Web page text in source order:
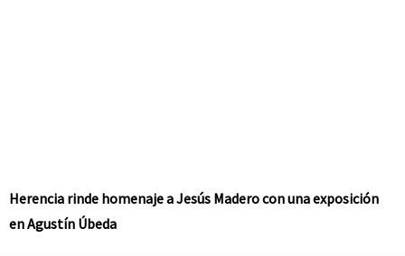
Herencia rinde homenaje a Jesús Madero con una exposición
en Agustín Úbeda